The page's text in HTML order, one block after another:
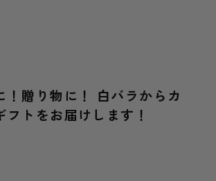
！贈り物に！ 白バラからカ
フトをお届けします！